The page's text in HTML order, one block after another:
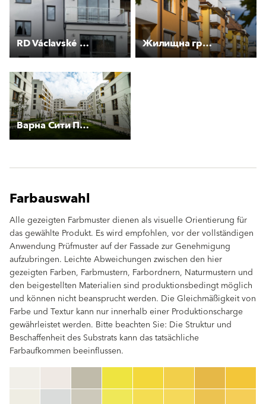
RD Václavské Předměstí Жилищна група на ул. Ралевица
Варна Сити Парк
Farbauswahl
Alle gezeigten Farbmuster dienen als visuelle Orientierung für
das gewählte Produkt. Es wird empfohlen, vor der vollständigen
Anwendung Prüfmuster auf der Fassade zur Genehmigung
aufzubringen. Leichte Abweichungen zwischen den hier
gezeigten Farben, Farbmustern, Farbordnern, Naturmustern und
den beigestellten Materialien sind produktionsbedingt möglich
und können nicht beansprucht werden. Die Gleichmäßigkeit von
Farbe und Textur kann nur innerhalb einer Produktionscharge
gewährleistet werden. Bitte beachten Sie: Die Struktur und
Beschaffenheit des Substrats kann das tatsächliche
Farbaufkommen beeinflussen.